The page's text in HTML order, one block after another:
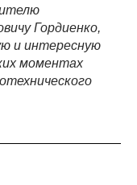
Гордиенко,
и интересную
моментах